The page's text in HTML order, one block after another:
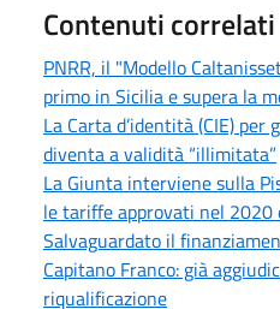
Contenuti correlati
PNRR, il "Modello
primo in Sicilia e supera la
La Carta d’identità (CIE)
diventa a validità “illimitata”
La Giunta interviene sulla
le tariffe approvati nel 2020
Salvaguardato il
Capitano Franco: già
riqualificazione